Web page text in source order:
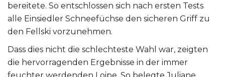
bereitete. So entschlossen sich nach ersten Tests
alle Einsiedler Schneefüchse den sicheren Griff zu
den Fellski vorzunehmen.
Dass dies nicht die schlechteste Wahl war, zeigten
die hervorragenden Ergebnisse in der immer
feuchter werdenden Loipe. So belegte Juliane